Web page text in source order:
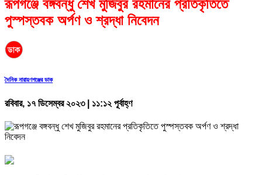
রূপগঞ্জে বঙ্গবন্ধু শেখ মুজিবুর রহমানের প্রতিকৃতিতে
পুস্পস্তবক অর্পণ ও শ্রদ্ধা নিবেদন
দৈনিক নারায়ণগঞ্জের ডাক
রবিবার, ১৭ ডিসেম্বর ২০২৩ | ১১:১২ পূর্বাহ্ণ